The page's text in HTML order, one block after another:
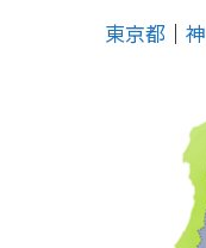
東京都 │